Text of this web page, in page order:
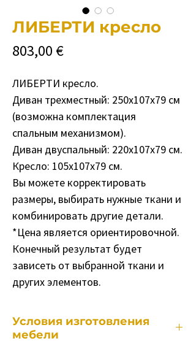
ЛИБЕРТИ кресло
803,00 €Цена
ЛИБЕРТИ кресло.
Диван трехместный: 250х107х79 см
(возможна комплектация
спальным механизмом).
Диван двуспальный: 220х107х79 см.
Кресло: 105х107х79 см.
Вы можете корректировать
размеры, выбирать нужные ткани и
комбинировать другие детали.
*Цена является ориентировочной.
Конечный результат будет
зависеть от выбранной ткани и
других элементов.
Условия изготовления
мебели